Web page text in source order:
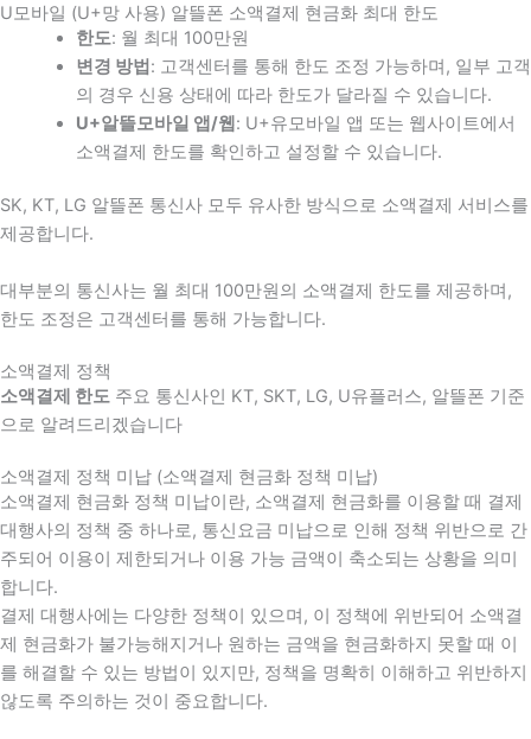
U모바일 (U+망 사용) 알뜰폰 소액결제 현금화 최대 한도
한도: 월 최대 100만원
변경 방법 : 고객센터를 통해 한도 조정 가능하며, 일부 고객
의 경우 신용 상태에 따라 한도가 달라질 수 있습니다.
U+알뜰모바일 앱/웹 : U+유모바일 앱 또는 웹사이트에서
소액결제 한도를 확인하고 설정할 수 있습니다.
SK, KT, LG 알뜰폰 통신사 모두 유사한 방식으로 소액결제 서비스를
제공합니다.
대부분의 통신사는 월 최대 100만원의 소액결제 한도를 제공하며,
한도 조정은 고객센터를 통해 가능합니다.
소액결제 정책
소액결제 한도 주요 통신사인 KT, SKT, LG, U유플러스, 알뜰폰 기준
으로 알려드리겠습니다
소액결제 정책 미납 (소액결제 현금화 정책 미납)
소액결제 현금화 정책 미납이란, 소액결제 현금화를 이용할 때 결제
대행사의 정책 중 하나로, 통신요금 미납으로 인해 정책 위반으로 간
주되어 이용이 제한되거나 이용 가능 금액이 축소되는 상황을 의미
합니다.
결제 대행사에는 다양한 정책이 있으며, 이 정책에 위반되어 소액결
제 현금화가 불가능해지거나 원하는 금액을 현금화하지 못할 때 이
를 해결할 수 있는 방법이 있지만, 정책을 명확히 이해하고 위반하지
않도록 주의하는 것이 중요합니다.